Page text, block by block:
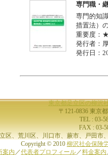
専門職・
専門的知
措置法）
重要度
発行者：
発行日：
東京都足立区の柳沢
〒121-0836 東京
TEL : 03-
FAX : 03-
区、荒川区、川口市、蕨市、戸田市
Copyright © 2010 柳沢社会保険
案内 ／代表者プロフィール／料金案内